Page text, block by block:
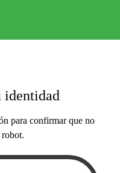
identidad
para confirmar que no
robot.